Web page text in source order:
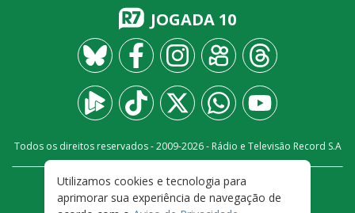
JOGADA 10
Todos os direitos reservados - 2009-2026- Rádio e Televisão Record S.A
FALE CONOSCO
PRIVACIDADE
TERMOS E CONDIÇÕES DE USO
Utilizamos cookies e tecnologia para
aprimorar sua experiência de navegação de